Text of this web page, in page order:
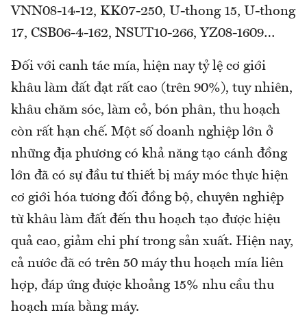
VNN08-14-12, KK07-250, U-thong 15, U-thong
17, CSB06-4-162, NSUT10-266, YZ08-1609…
Đối với canh tác mía, hiện nay tỷ lệ cơ giới
khâu làm đất đạt rất cao (trên 90%), tuy nhiên,
khâu chăm sóc, làm cỏ, bón phân, thu hoạch
còn rất hạn chế. Một số doanh nghiệp lớn ở
những địa phương có khả năng tạo cánh đồng
lớn đã có sự đầu tư thiết bị máy móc thực hiện
cơ giới hóa tương đối đồng bộ, chuyên nghiệp
từ khâu làm đất đến thu hoạch tạo được hiệu
quả cao, giảm chi phí trong sản xuất. Hiện nay,
cả nước đã có trên 50 máy thu hoạch mía liên
hợp, đáp ứng được khoảng 15% nhu cầu thu
hoạch mía bằng máy.